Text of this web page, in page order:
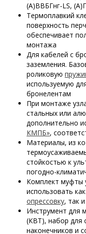
(А)ВВБГнг-LS,
Термоплавкий
поверхность
обеспечивает
монтажа
Для кабелей с
заземления.
роликовую
используемую
бронелентам
При монтаже
стальных или
дополнительно
КМПБ»,
Материалы, из
стойкостью к
погодно-
Комплект муфты
использовать
опрессовку, так и
Инструмент для
(КВТ), набор для
наконечников и